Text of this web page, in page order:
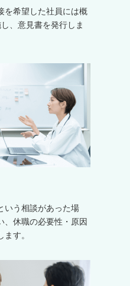
を希望した社員には概
、意見書を発行しま
いう相談があった場
、休職の必要性・原因
す。